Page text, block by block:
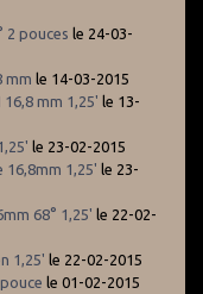
2 pouces le 24-03-
mm le 14-03-2015
mm 1,25' le 13-
le 23-02-2015
16,8mm 1,25' le 23-
68° 1,25' le 22-02-
1,25' le 22-02-2015
le 01-02-2015